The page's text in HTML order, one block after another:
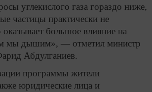
углекислого газа гораздо ниже,
частицы практически не
оказывает большое влияние на
мы дышим», — отметил министр
Абдулганиев.
программы жители
юридические лица и